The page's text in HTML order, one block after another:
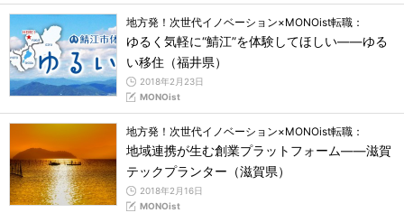
地方発！次世代イノベーション×MONOist転職：
ゆるく気軽に“鯖江”を体験してほしい――ゆる
い移住（福井県）
2018年2月23日
MONOist
地方発！次世代イノベーション×MONOist転職：
地域連携が生む創業プラットフォーム――滋賀
テックプランター（滋賀県）
2018年2月16日
MONOist